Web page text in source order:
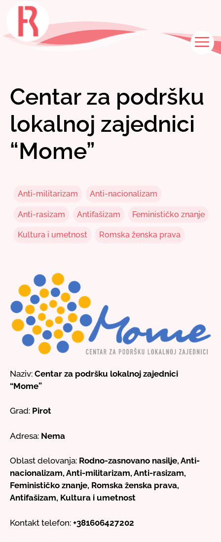
Centar za podršku
lokalnoj zajednici
“Mome”
Anti-militarizam Anti-nacionalizam
Anti-rasizam Antifašizam Feminističko znanje
Kultura i umetnost Romska ženska prava
Naziv: Centar za podršku lokalnoj zajednici
“Mome”
Grad: Pirot
Adresa: Nema
Oblast delovanja: Rodno-zasnovano nasilje, Anti-
nacionalizam, Anti-militarizam, Anti-rasizam,
Feminističko znanje, Romska ženska prava,
Antifašizam, Kultura i umetnost
Kontakt telefon: +381606427202